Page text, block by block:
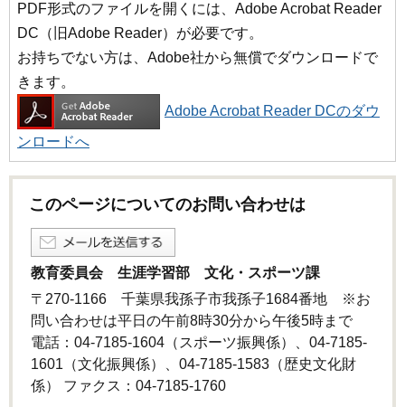
PDF形式のファイルを開くには、Adobe Acrobat Reader
DC（旧Adobe Reader）が必要です。
お持ちでない方は、Adobe社から無償でダウンロードで
きます。
Adobe Acrobat Reader DCのダウ
ンロードへ
このページについてのお問い合わせは
教育委員会 生涯学習部 文化・スポーツ課
〒270-1166 千葉県我孫子市我孫子1684番地 ※お
問い合わせは平日の午前8時30分から午後5時まで
電話：04-7185-1604（スポーツ振興係）、04-7185-
1601（文化振興係）、04-7185-1583（歴史文化財
係） ファクス：04-7185-1760